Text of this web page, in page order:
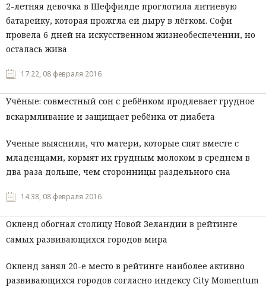
2-летняя девочка в Шеффилде проглотила литиевую
батарейку, которая прожгла ей дыру в лёгком. Софи
провела 6 дней на искусственном жизнеобеспечении, но
осталась жива
17:22, 08 февраля 2016
Учёные: совместный сон с ребёнком продлевает грудное
вскармливание и защищает ребёнка от диабета
Ученые выяснили, что матери, которые спят вместе с
младенцами, кормят их грудным молоком в среднем в
два раза дольше, чем сторонницы раздельного сна
14:38, 08 февраля 2016
Окленд обогнал столицу Новой Зеландии в рейтинге
самых развивающихся городов мира
Окленд занял 20-е место в рейтинге наиболее активно
развивающихся городов согласно индексу City Momentum